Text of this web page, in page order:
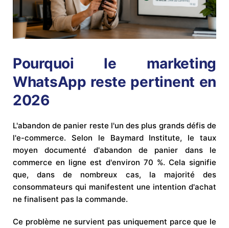
Pourquoi le marketing
WhatsApp reste pertinent en
2026
L'abandon de panier reste l'un des plus grands défis de
l'e-commerce. Selon le Baymard Institute, le taux
moyen documenté d'abandon de panier dans le
commerce en ligne est d'environ 70 %. Cela signifie
que, dans de nombreux cas, la majorité des
consommateurs qui manifestent une intention d'achat
ne finalisent pas la commande.
Ce problème ne survient pas uniquement parce que le